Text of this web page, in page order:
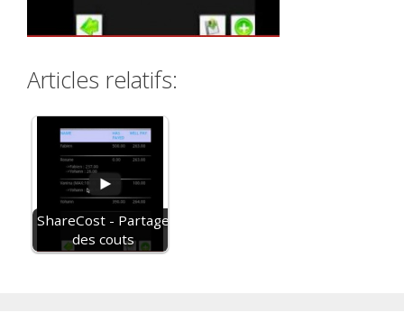
Articles relatifs:
ShareCost - Partage
des couts